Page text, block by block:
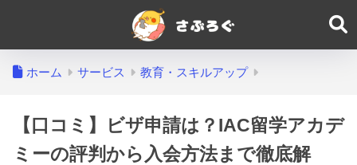
ホーム サービス 教育・スキルアップ
【口コミ】ビザ申請は？IAC留学アカデ
ミーの評判から入会方法まで徹底解